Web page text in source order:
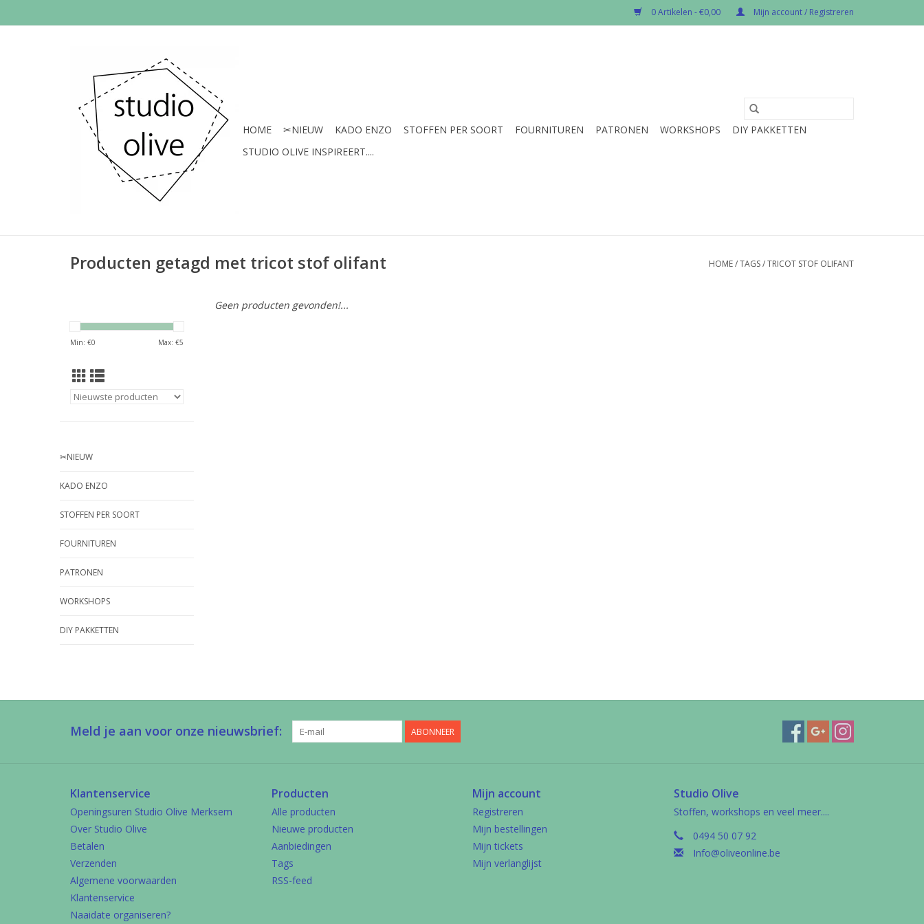
0 Artikelen - €0,00 Mijn account / Registreren
HOME ✂︎NIEUW KADO ENZO STOFFEN PER SOORT FOURNITUREN PATRONEN WORKSHOPS
DIY PAKKETTEN
STUDIO OLIVE INSPIREERT....
Producten getagd met tricot stof olifant HOME/TAGS/TRICOT STOF OLIFANT
Min: €0 Max: €5
✂︎NIEUW
KADO ENZO
STOFFEN PER SOORT
FOURNITUREN
PATRONEN
WORKSHOPS
DIY PAKKETTEN
Geen producten gevonden!...
Meld je aan voor onze nieuwsbrief: ABONNEER
Klantenservice
Openingsuren Studio Olive Merksem
Over Studio Olive
Betalen
Verzenden
Algemene voorwaarden
Klantenservice
Naaidate organiseren?
Producten
Alle producten
Nieuwe producten
Aanbiedingen
Tags
RSS-feed
Mijn account
Registreren
Mijn bestellingen
Mijn tickets
Mijn verlanglijst
Studio Olive
Stoffen, workshops en veel meer....
0494 50 07 92
Info@oliveonline.be